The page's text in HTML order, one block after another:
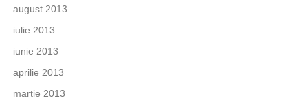
august 2013
iulie 2013
iunie 2013
aprilie 2013
martie 2013